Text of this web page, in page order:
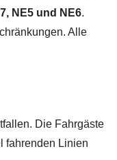
NE5 und NE6.
Alle
Die Fahrgäste
fahrenden Linien